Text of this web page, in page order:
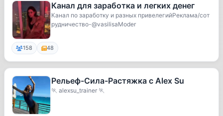
Канал для заработка и легких денег
Канал по заработку и разных привелегийРеклама/сот
рудничество-@vasilisaModer
158 48
Рельеф-Сила-Растяжка с Alex Su
🏃 alexsu_trainer 🏃